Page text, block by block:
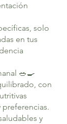
solo
en tus
🥗🍳
con
preferencias.
y